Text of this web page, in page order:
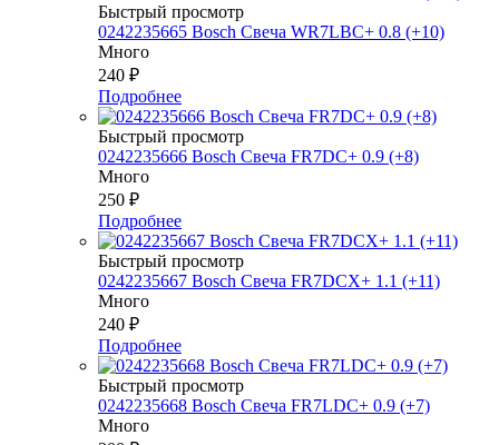
Быстрый просмотр
0242235665 Bosch Свеча WR7LBC+ 0.8 (+10)
Много
240 ₽
Подробнее
Быстрый просмотр
0242235666 Bosch Свеча FR7DC+ 0.9 (+8)
Много
250 ₽
Подробнее
Быстрый просмотр
0242235667 Bosch Свеча FR7DCX+ 1.1 (+11)
Много
240 ₽
Подробнее
Быстрый просмотр
0242235668 Bosch Свеча FR7LDC+ 0.9 (+7)
Много